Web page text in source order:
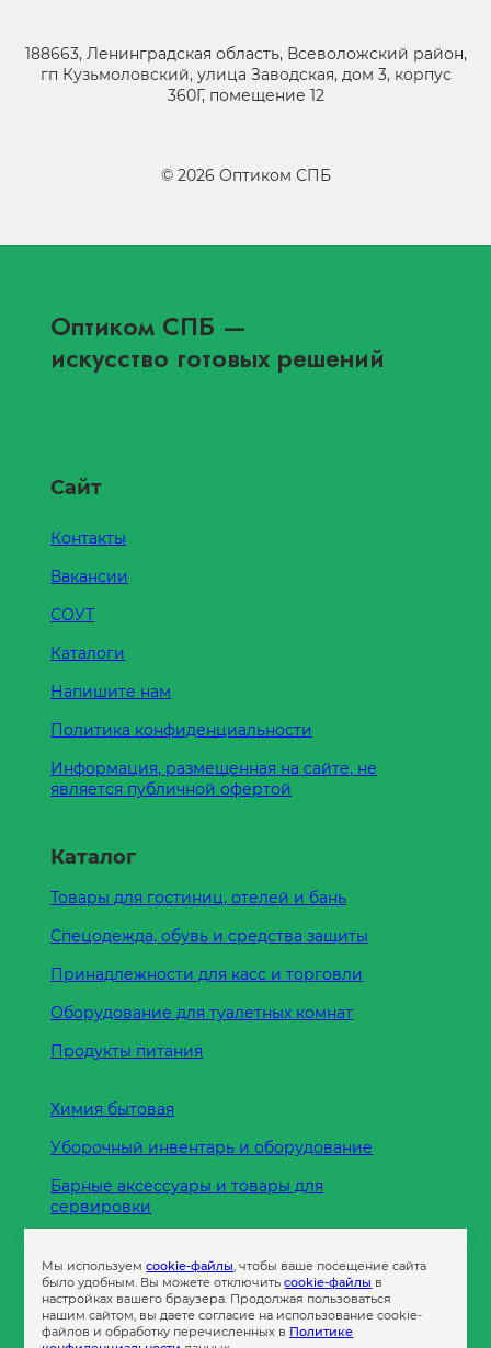
188663, Ленинградская область, Всеволожский район,
гп Кузьмоловский, улица Заводская, дом 3, корпус
360Г, помещение 12
© 2026 Оптиком СПБ
Оптиком СПБ —
искусство готовых решений
Сайт
Контакты
Вакансии
СОУТ
Каталоги
Напишите нам
Политика конфиденциальности
Информация, размещенная на сайте, не
является публичной офертой
Каталог
Товары для гостиниц, отелей и бань
Спецодежда, обувь и средства защиты
Принадлежности для касс и торговли
Оборудование для туалетных комнат
Продукты питания
Химия бытовая
Уборочный инвентарь и оборудование
Барные аксессуары и товары для
сервировки
Пленка
Пакеты и сумки
Мы используемcookie-файлы, чтобы ваше посещение сайта
было удобным. Вы можете отключитьcookie-файлы в
настройках вашего браузера. Продолжая пользоваться
нашим сайтом, вы даете согласие на использование cookie-
файлов и обработку перечисленных в Политике